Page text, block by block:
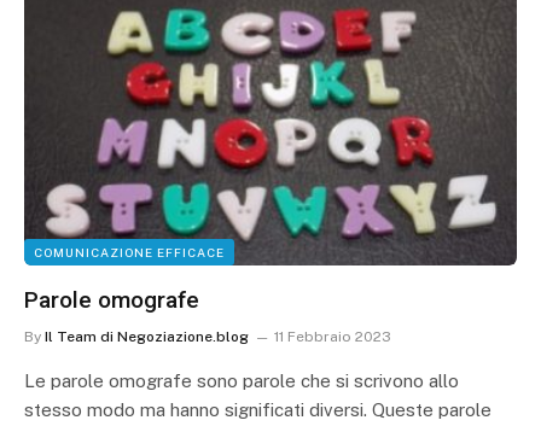
COMUNICAZIONE EFFICACE
Parole omografe
By Il Team di Negoziazione.blog 11 Febbraio 2023
Le parole omografe sono parole che si scrivono allo
stesso modo ma hanno significati diversi. Queste parole